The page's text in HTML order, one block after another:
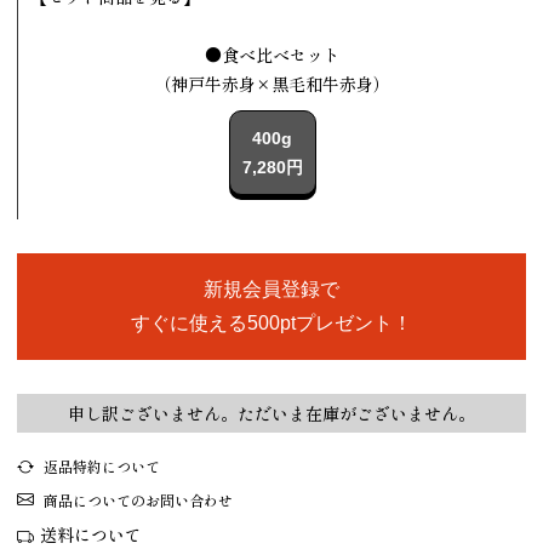
●食べ比べセット
（神戸牛赤身×黒毛和牛赤身）
400g
7,280円
新規会員登録で
すぐに使える500ptプレゼント！
申し訳ございません。ただいま在庫がございません。
返品特約について
商品についてのお問い合わせ
送料について